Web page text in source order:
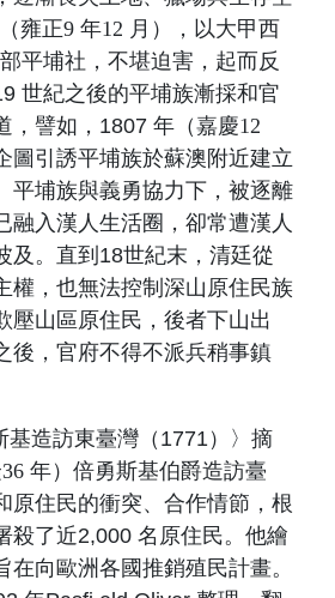
雍正9 年12 月 ），以大甲西
平埔社，不堪迫害，起而反
世紀之後的平埔族漸採和官
，譬如， 1807 年（嘉慶12
圖引誘平埔族於蘇澳附近建立
平埔族與義勇協力下，被逐離
融入漢人生活圈，卻常遭漢人
及。直到 18世紀末，清廷從
權，也無法控制深山原住民族
壓山區原住民，後者下山出
後，官府不得不派兵稍事鎮
造訪東臺灣（ 1771）〉摘
36 年）倍勇斯基伯爵造訪臺
原住民的衝突、合作情節，根
殺了近2,000 名原住民。他繪
在向歐洲各國推銷殖民計畫。